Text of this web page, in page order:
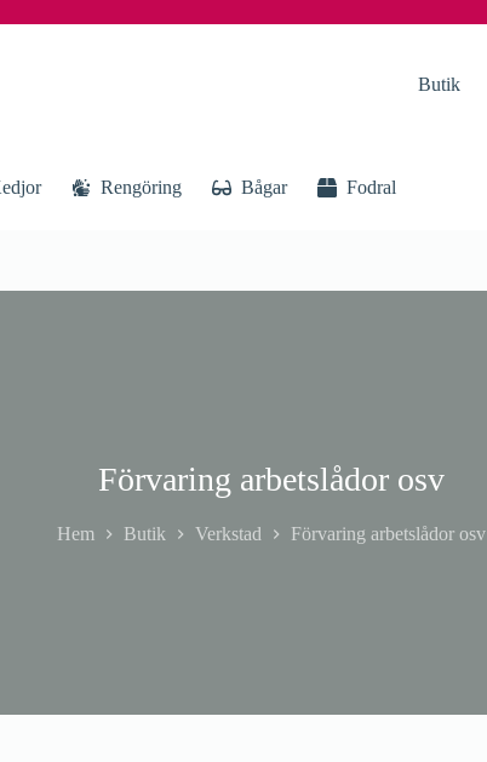
Butik
Rengöring Bågar Fodral
Förvaring arbetslådor osv
Hem Butik Verkstad Förvaring arbetslådor osv